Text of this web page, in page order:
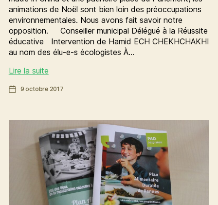
animations de Noël sont bien loin des préoccupations
environnementales. Nous avons fait savoir notre
opposition. Conseiller municipal Délégué à la Réussite
éducative Intervention de Hamid ECH CHEKHCHAKHI
au nom des élu-e-s écologistes À…
Lire la suitePour
marchés
dans
le
développement
durable
Date9 octobre 2017